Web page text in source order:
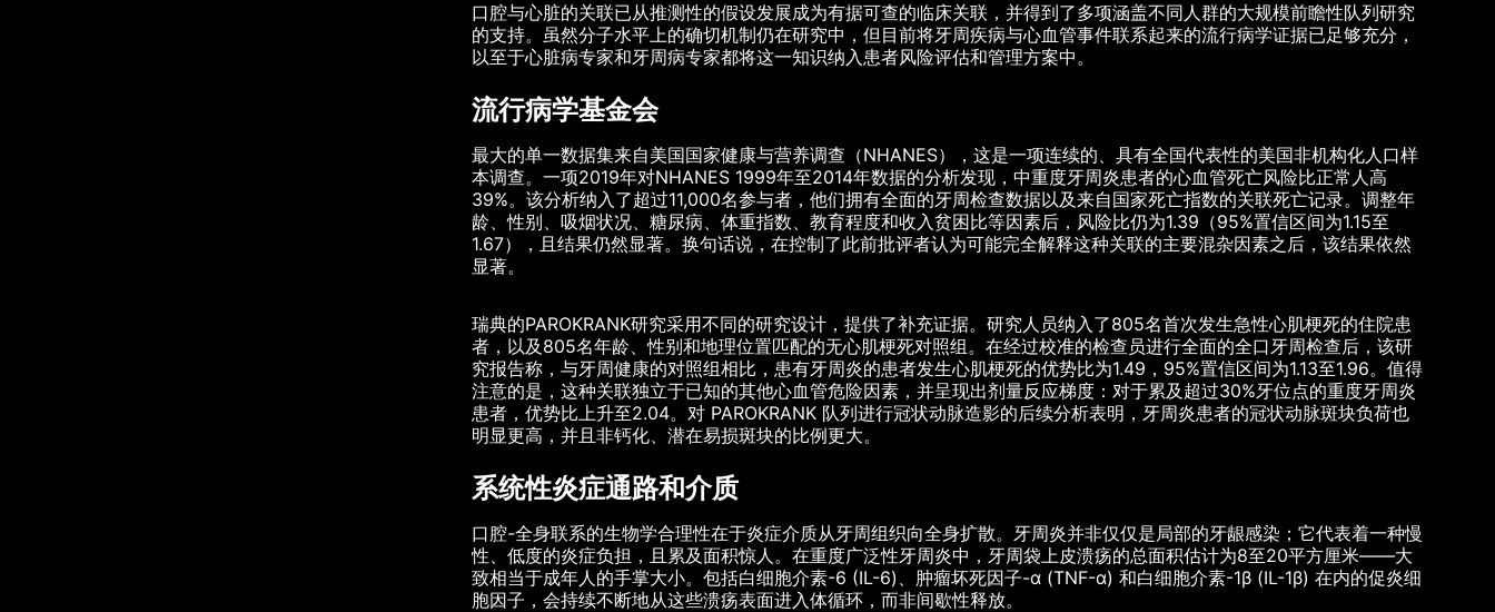
口腔与心脏的关联已从推测性的假设发展成为有据可查的临床关联，并得到了多项涵盖不同人群的大规模前瞻性队列研究
的支持。虽然分子水平上的确切机制仍在研究中，但目前将牙周疾病与心血管事件联系起来的流行病学证据已足够充分，
以至于心脏病专家和牙周病专家都将这一知识纳入患者风险评估和管理方案中。
流行病学基金会
最大的单一数据集来自美国国家健康与营养调查（NHANES），这是一项连续的、具有全国代表性的美国非机构化人口样
本调查。一项2019年对NHANES 1999年至2014年数据的分析发现，中重度牙周炎患者的心血管死亡风险比正常人高
39%。该分析纳入了超过11,000名参与者，他们拥有全面的牙周检查数据以及来自国家死亡指数的关联死亡记录。调整年
龄、性别、吸烟状况、糖尿病、体重指数、教育程度和收入贫困比等因素后，风险比仍为1.39（95%置信区间为1.15至
1.67），且结果仍然显著。换句话说，在控制了此前批评者认为可能完全解释这种关联的主要混杂因素之后，该结果依然
显著。
瑞典的PAROKRANK研究采用不同的研究设计，提供了补充证据。研究人员纳入了805名首次发生急性心肌梗死的住院患
者，以及805名年龄、性别和地理位置匹配的无心肌梗死对照组。在经过校准的检查员进行全面的全口牙周检查后，该研
究报告称，与牙周健康的对照组相比，患有牙周炎的患者发生心肌梗死的优势比为1.49，95%置信区间为1.13至1.96。值得
注意的是，这种关联独立于已知的其他心血管危险因素，并呈现出剂量反应梯度：对于累及超过30%牙位点的重度牙周炎
患者，优势比上升至2.04。对 PAROKRANK 队列进行冠状动脉造影的后续分析表明，牙周炎患者的冠状动脉斑块负荷也
明显更高，并且非钙化、潜在易损斑块的比例更大。
系统性炎症通路和介质
口腔-全身联系的生物学合理性在于炎症介质从牙周组织向全身扩散。牙周炎并非仅仅是局部的牙龈感染；它代表着一种慢
性、低度的炎症负担，且累及面积惊人。在重度广泛性牙周炎中，牙周袋上皮溃疡的总面积估计为8至20平方厘米——大
致相当于成年人的手掌大小。包括白细胞介素-6 (IL-6)、肿瘤坏死因子-α (TNF-α) 和白细胞介素-1β (IL-1β) 在内的促炎细
胞因子，会持续不断地从这些溃疡表面进入体循环，而非间歇性释放。